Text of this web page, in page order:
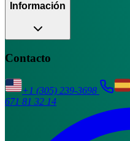
Información
Contacto
+1 (305) 239-3698
671 81 32 14